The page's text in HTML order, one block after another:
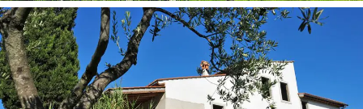
を目にする誰もが、その魅力に惹き込まれずに
はいられないでしょう。
トスカーナの自然と緑の中に埋もれながら、永
遠の美の都・フィレンツェからも程近いこの高